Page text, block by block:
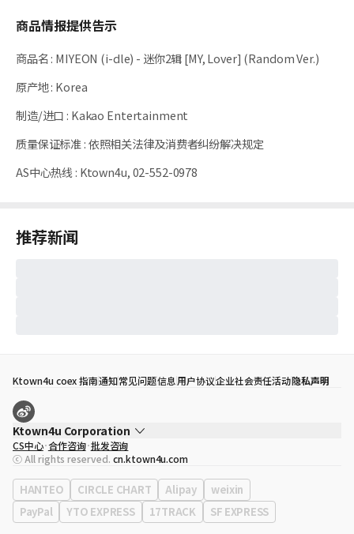
商品情报提供告示
商品名: MIYEON (i-dle) - 迷你2辑 [MY, Lover] (Random Ver.)
原产地: Korea
制造/进口 : Kakao Entertainment
质量保证标准 :依照相关法律及消费者纠纷解决规定
AS中心热线 : Ktown4u, 02-552-0978
推荐新闻
Ktown4u coex 指南通知常见问题信息用户协议企业社会责任活动隐私声明
Ktown4u Corporation
代表
宋効珉
营业执照 120-87-71116
公司地址 首尔特别市 江南区 岭东大路 513号 3楼 （三成洞， coex)
CS中心 合作咨询 批发咨询
ⓒ All rights reserved. cn.ktown4u.com
HANTEO CIRCLE CHART Alipay
weixin
PayPal
YTO EXPRESS 17TRACK SF EXPRESS